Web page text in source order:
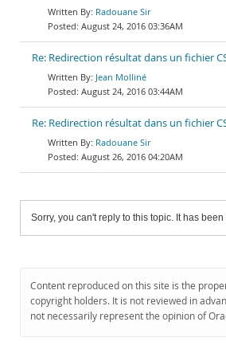
Radouane Sir
August 24, 2016 03:36AM
Re: Redirection résultat dans un fichier
Jean Molliné
August 24, 2016 03:44AM
Re: Redirection résultat dans un fichier
Radouane Sir
August 26, 2016 04:20AM
Sorry, you can't reply to this topic. It has
Content reproduced on this site is the
copyright holders. It is not reviewed in
not necessarily represent the opinion of